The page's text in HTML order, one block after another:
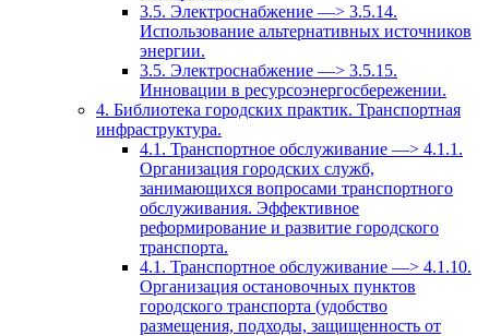
3.5. Электроснабжение —> 3.5.14.
Использование альтернативных источников
энергии.
3.5. Электроснабжение —> 3.5.15.
Инновации в ресурсоэнергосбережении.
4. Библиотека городских практик. Транспортная
инфраструктура.
4.1. Транспортное обслуживание —> 4.1.1.
Организация городских служб,
занимающихся вопросами транспортного
обслуживания. Эффективное
реформирование и развитие городского
транспорта.
4.1. Транспортное обслуживание —> 4.1.10.
Организация остановочных пунктов
городского транспорта (удобство
размещения, подходы, защищенность от